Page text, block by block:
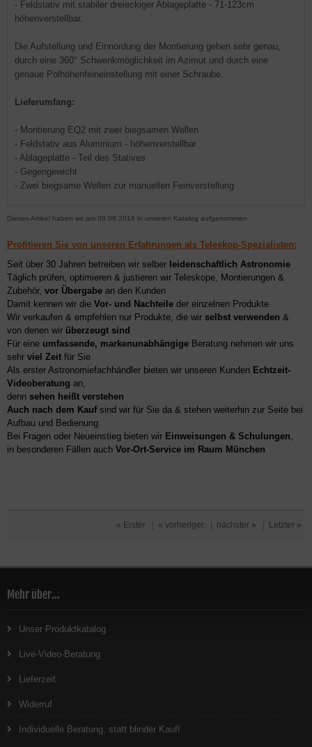
- Feldstativ mit stabiler dreieckiger Ablageplatte - 71-123cm
höhenverstellbar.
Die Aufstellung und Einnordung der Montierung gehen sehr genau,
durch eine 360° Schwenkmöglichkeit im Azimut und durch eine
genaue Polhöhenfeineinstellung mit einer Schraube.
Lieferumfang:
- Montierung EQ2 mit zwei biegsamen Wellen
- Feldstativ aus Aluminium - höhenverstellbar
- Ablageplatte - Teil des Statives
- Gegengewicht
- Zwei biegsame Wellen zur manuellen Feinverstellung
Diesen Artikel haben wir am 09.09.2016 in unseren Katalog aufgenommen.
Profitieren Sie von unseren Erfahrungen als Teleskop-Spezialisten:
Seit über 30 Jahren betreiben wir selber leidenschaftlich Astronomie
Täglich prüfen, optimieren & justieren wir Teleskope, Montierungen &
Zubehör, vor Übergabe an den Kunden
Damit kennen wir die Vor- und Nachteile der einzelnen Produkte
Wir verkaufen & empfehlen nur Produkte, die wir selbst verwenden &
von denen wir überzeugt sind
Für eine umfassende, markenunabhängige Beratung nehmen wir uns
sehr viel Zeit für Sie
Als erster Astronomiefachhändler bieten wir unseren Kunden Echtzeit-
Videoberatung an,
denn sehen heißt verstehen
Auch nach dem Kaufsind wir für Sie da & stehen weiterhin zur Seite bei
Aufbau und Bedienung
Bei Fragen oder Neueinstieg bieten wir Einweisungen & Schulungen,
in besonderen Fällen auch Vor-Ort-Service im Raum München
« Erster « vorheriger nächster » Letzter »
Mehr über...
Unser Produktkatalog
Live-Video-Beratung
Lieferzeit
Widerruf
Individuelle Beratung, statt blinder Kauf!